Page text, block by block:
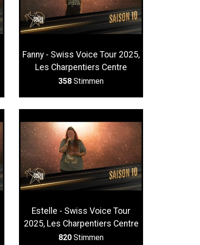
Fanny - Swiss Voice Tour 2025,
Les Charpentiers Centre
358 Stimmen
Estelle - Swiss Voice Tour
2025, Les Charpentiers Centre
820 Stimmen